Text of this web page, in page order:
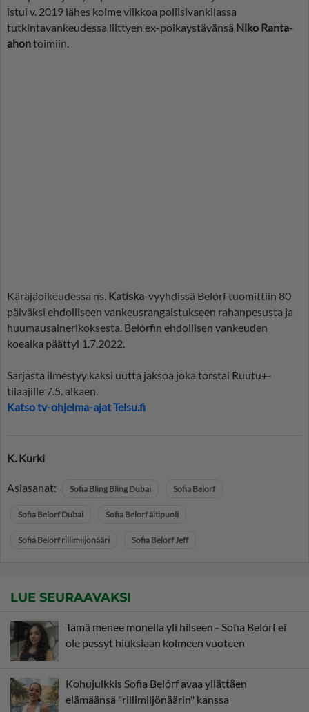
istui v. 2019 lähes kolme viikkoa poliisivankilassa
tutkintavankeudessa liittyen ex-poikaystävänsä Niko Ranta-
ahontoimiin.
Käräjäoikeudessa ns. Katiska-vyyhdissä Belórf tuomittiin 80
päiväksi ehdolliseen vankeusrangaistukseen rahanpesusta ja
huumausainerikoksesta. Belórfin ehdollisen vankeuden
koeaika päättyi 1.7.2022.
Sarjasta ilmestyy kaksi uutta jaksoa joka torstai Ruutu+-
tilaajille 7.5. alkaen.
Katso tv-ohjelma-ajat Telsu.fi
K. Kurki
Asiasanat: Sofia Bling Bling Dubai Sofia Belorf
Sofia Belorf Dubai Sofia Belorf äitipuoli
Sofia Belorf rillimiljonääri Sofia Belorf Jeff
LUE SEURAAVAKSI
Tämä menee monella yli hilseen - Sofia Belórf ei
ole pessyt hiuksiaan kolmeen vuoteen
Kohujulkkis Sofia Belórf avaa yllättäen
elämäänsä "rillimiljönäärin" kanssa